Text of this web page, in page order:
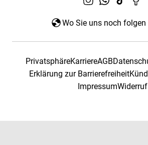
Wo Sie uns noch folgen
PrivatsphäreKarriereAGB
Erklärung zur Barrierefreiheit
ImpressumWiderruf